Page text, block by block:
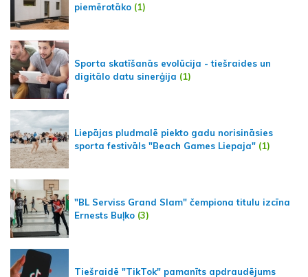
piemērotāko (1)
Sporta skatīšanās evolūcija - tiešraides un
digitālo datu sinerģija (1)
Liepājas pludmalē piekto gadu norisināsies
sporta festivāls "Beach Games Liepaja" (1)
"BL Serviss Grand Slam" čempiona titulu izcīna
Ernests Buļko (3)
Tiešraidē "TikTok" pamanīts apdraudējums